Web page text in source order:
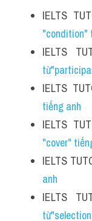
IELTS
"condition"
IELTS
IELTS
tiếng anh
IELTS
"cover"
IELTS
anh
IELTS